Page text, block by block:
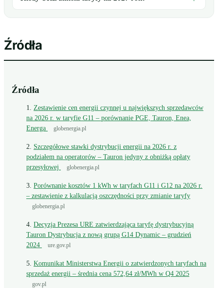
Źródła
Źródła
Zestawienie cen energii czynnej u największych sprzedawców
na 2026 r. w taryfie G11 – porównanie PGE, Tauron, Enea,
Energa
globenergia.pl
Szczegółowe stawki dystrybucji energii na 2026 r. z
podziałem na operatorów – Tauron jedyny z obniżką opłaty
przesyłowej
globenergia.pl
Porównanie kosztów 1 kWh w taryfach G11 i G12 na 2026 r.
– zestawienie z kalkulacją oszczędności przy zmianie taryfy
globenergia.pl
Decyzja Prezesa URE zatwierdzająca taryfę dystrybucyjną
Tauron Dystrybucja z nową grupą G14 Dynamic – grudzień
2024
ure.gov.pl
Komunikat Ministerstwa Energii o zatwierdzonych taryfach na
sprzedaż energii – średnia cena 572,64 zł/MWh w Q4 2025
gov.pl